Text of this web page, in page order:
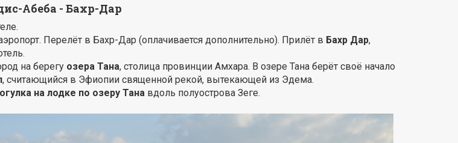
Абеба - Бахр-Дар
Перелёт в Бахр-Дар (оплачивается дополнительно). Прилёт в Бахр Дар,
на берегу озера Тана, столица провинции Амхара. В озере Тана берёт своё начало
, считающийся в Эфиопии священной рекой, вытекающей из Эдема.
на лодке по озеру Тана вдоль полуострова Зеге.